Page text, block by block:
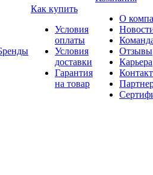
Как купить
Условия
оплаты
Условия
доставки
Гарантия
на товар
О
Отзывы
Карьера